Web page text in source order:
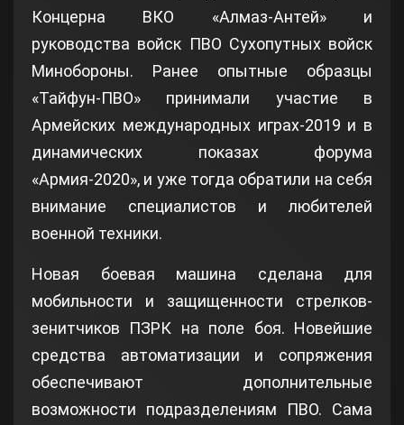
Концерна ВКО «Алмаз-Антей» и
руководства войск ПВО Сухопутных войск
Минобороны. Ранее опытные образцы
«Тайфун-ПВО» принимали участие в
Армейских международных играх-2019 и в
динамических показах форума
«Армия-2020», и уже тогда обратили на себя
внимание специалистов и любителей
военной техники.
Новая боевая машина сделана для
мобильности и защищенности стрелков-
зенитчиков ПЗРК на поле боя. Новейшие
средства автоматизации и сопряжения
обеспечивают дополнительные
возможности подразделениям ПВО. Сама